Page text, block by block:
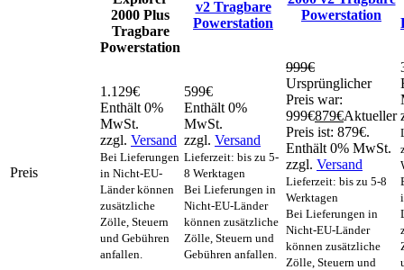
2000 Plus
Tragbare
Powerstation
v2 Tragbare
Powerstation
Powerstation
Preis
1.129€
Enthält 0%
MwSt.
zzgl. Versand
Bei Lieferungen
in Nicht-EU-
Länder können
zusätzliche
Zölle, Steuern
und Gebühren
anfallen.
599€
Enthält 0%
MwSt.
zzgl. Versand
Lieferzeit: bis zu 5-
8 Werktagen
Bei Lieferungen in
Nicht-EU-Länder
können zusätzliche
Zölle, Steuern und
Gebühren anfallen.
999€
Ursprünglicher
Preis war:
999€879€Aktueller
Preis ist: 879€.
Enthält 0% MwSt.
zzgl. Versand
Lieferzeit: bis zu 5-8
Werktagen
Bei Lieferungen in
Nicht-EU-Länder
können zusätzliche
Zölle, Steuern und